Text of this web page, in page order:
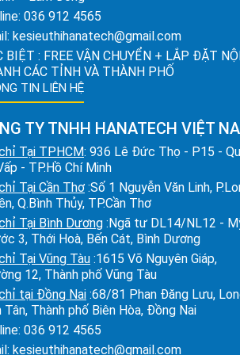
036 912 4565
kesieuthihanatech@gmail.com
BIỆT : FREE VẬN CHUYỂN + LẮP ĐẶT
CÁC TỈNH VÀ THÀNH PHỐ
TIN LIÊN HỆ
TY TNHH HANATECH VIỆT
Tại TPHCM: 936 Lê Đức Thọ - P15 -
- TP.Hồ Chí Minh
Tại Cần Thơ :Số 1 Nguyễn Văn Linh,
Q.Bình Thủy, TP.Cần Thơ
Tại Bình Dương :Ngã tư DL14/NL12 -
3, Thới Hoà, Bến Cát, Bình Dương
Tại Vũng Tàu :1615 Võ Nguyên Giáp,
12, Thành phố Vũng Tàu
tại Đồng Nai :68/81 Phan Đăng Lưu,
Tân, Thành phố Biên Hòa, Đồng Nai
036 912 4565
kesieuthihanatech@gmail.com